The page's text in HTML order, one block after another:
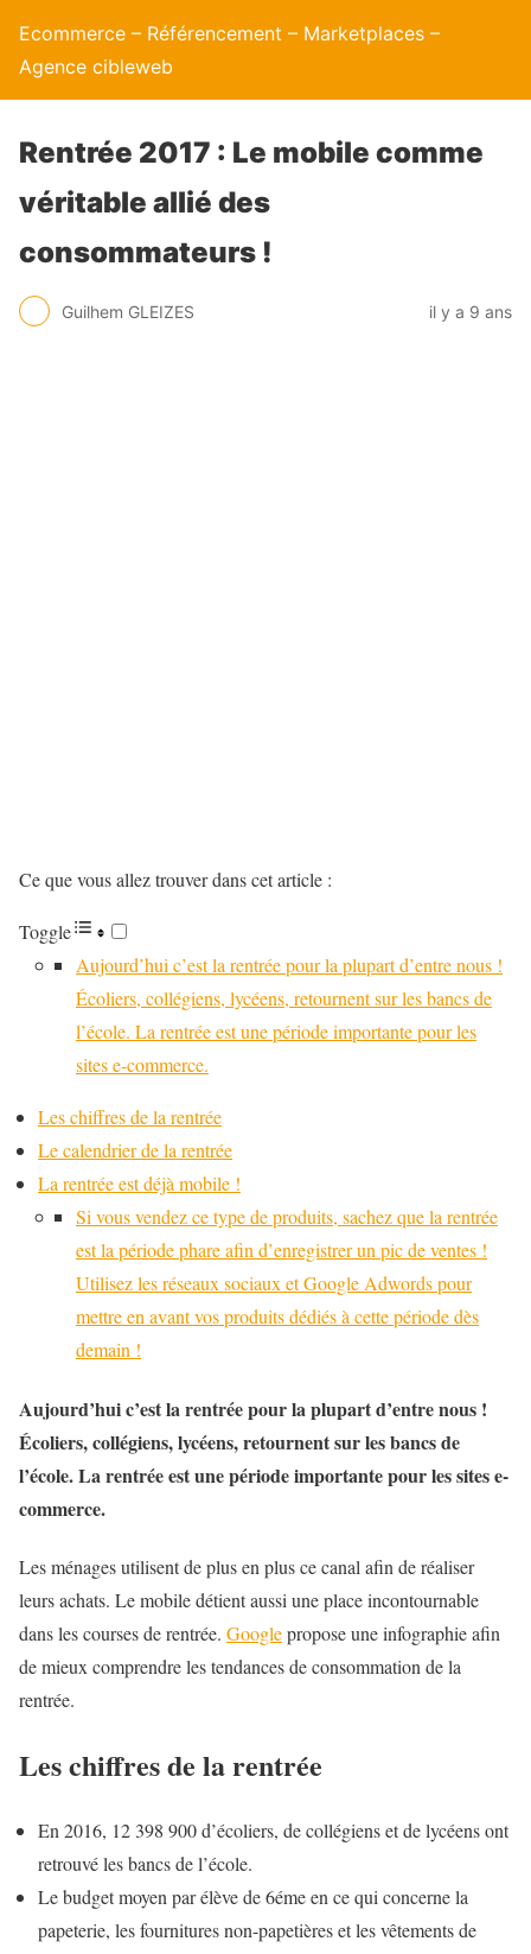
Ecommerce – Référencement – Marketplaces –
Agence cibleweb
Rentrée 2017 : Le mobile comme
véritable allié des
consommateurs !
Guilhem GLEIZES il y a 9 ans
Ce que vous allez trouver dans cet article :
Toggle
Aujourd’hui c’est la rentrée pour la plupart d’entre nous !
Écoliers, collégiens, lycéens, retournent sur les bancs de
l’école. La rentrée est une période importante pour les
sites e-commerce.
Les chiffres de la rentrée
Le calendrier de la rentrée
La rentrée est déjà mobile !
Si vous vendez ce type de produits, sachez que la rentrée
est la période phare afin d’enregistrer un pic de ventes !
Utilisez les réseaux sociaux et Google Adwords pour
mettre en avant vos produits dédiés à cette période dès
demain !
Aujourd’hui c’est la rentrée pour la plupart d’entre nous !
Écoliers, collégiens, lycéens, retournent sur les bancs de
l’école. La rentrée est une période importante pour les sites e-
commerce.
Les ménages utilisent de plus en plus ce canal afin de réaliser
leurs achats. Le mobile détient aussi une place incontournable
dans les courses de rentrée. Googlepropose une infographie afin
de mieux comprendre les tendances de consommation de la
rentrée.
Les chiffres de la rentrée
En 2016, 12 398 900 d’écoliers, de collégiens et de lycéens ont
retrouvé les bancs de l’école.
Le budget moyen par élève de 6éme en ce qui concerne la
papeterie, les fournitures non-papetières et les vêtements de